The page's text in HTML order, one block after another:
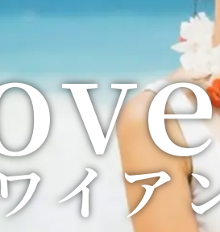
イア
イア
イア
イア
イア
イア
イア
イア
イア